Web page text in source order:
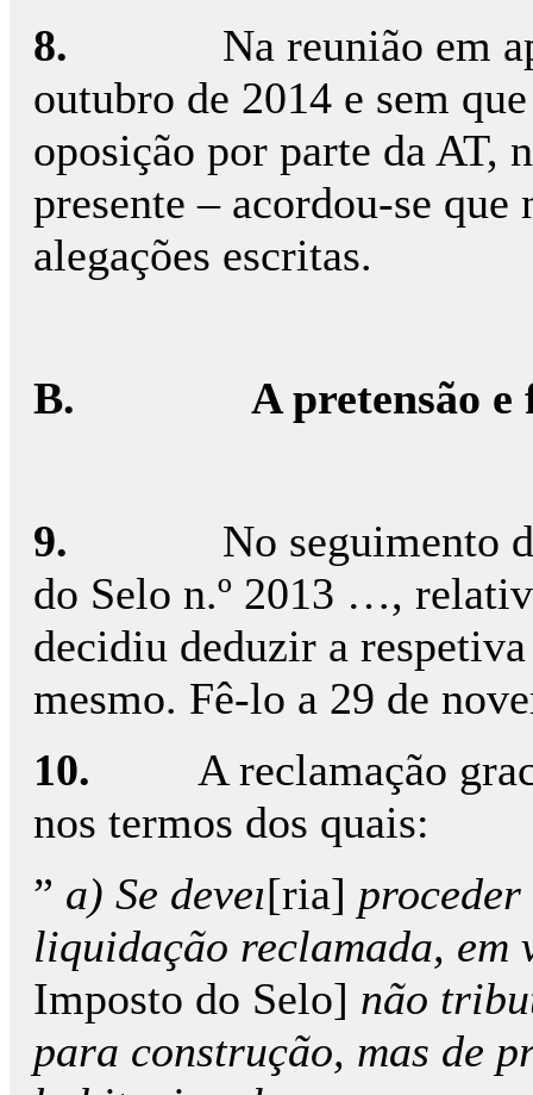
8. Na reunião em
outubro de 2014 e sem
oposição por parte da AT,
presente – acordou-se
alegações escritas.
B. A pretensão e
9. No seguimento
do Selo n.º 2013 …,
decidiu deduzir a
mesmo. Fê-lo a 29 de
10. A reclamação
nos termos dos quais:
” a) Se deveı[ria]
liquidação reclamada,
Imposto do Selo] não
para construção, mas de